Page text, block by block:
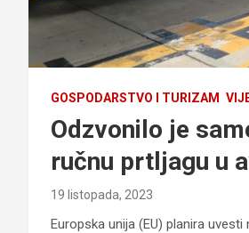
GOSPODARSTVO I TURIZAM
Odzvonilo je
ručnu prtljagu u
19 listopada, 2023
Europska unija (EU) planira